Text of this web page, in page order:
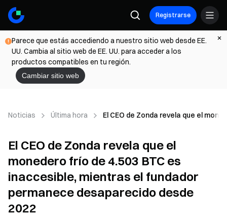
Registrarse
Parece que estás accediendo a nuestro sitio web desde EE.
UU. Cambia al sitio web de EE. UU. para acceder a los
productos compatibles en tu región.
Cambiar sitio web
Noticias Última hora El CEO de Zonda revela que el
El CEO de Zonda revela que el
monedero frío de 4.503 BTC es
inaccesible, mientras el fundador
permanece desaparecido desde
2022